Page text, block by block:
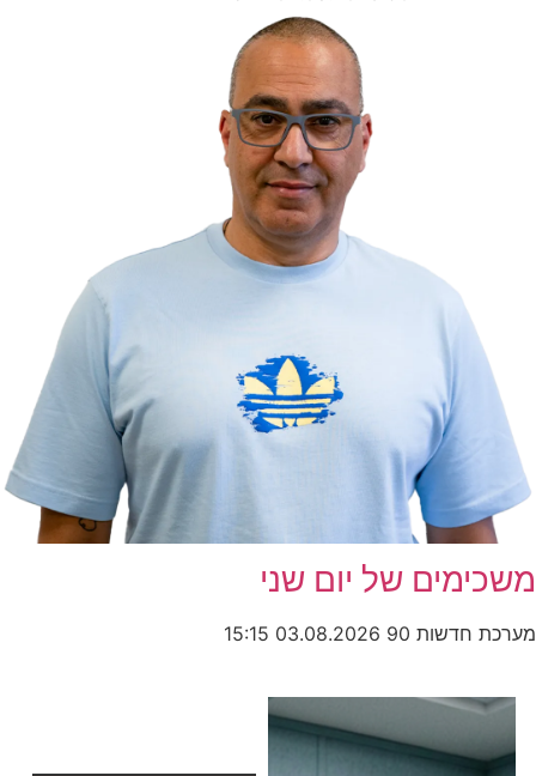
משכימים של יום שני
מערכת חדשות 90 03.08.2026
15:15